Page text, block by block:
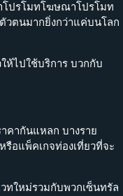
โปรโมทโฆษณาโปรโมท
วตนมากยิ่งกว่าแค่บนโลก
ห้ไปใช้บริการ บวกกับ
คากันแหลก บางราย
อแพ็คเกจท่องเที่ยวที่จะ
วทใหม่รวมกับพวกเซ็นทรัล